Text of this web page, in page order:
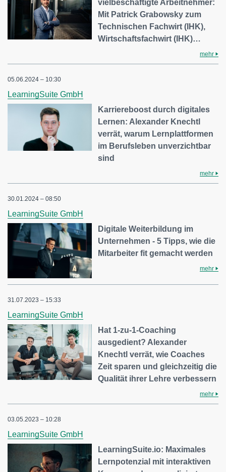
vielbeschäftigte Arbeitnehmer:
Mit Patrick Grabowsky zum
Technischen Fachwirt (IHK),
Wirtschaftsfachwirt (IHK)…
mehr
05.06.2024 – 10:30
LearningSuite GmbH
Karriereboost durch digitales
Lernen: Alexander Knechtl
verrät, warum Lernplattformen
im Berufsleben unverzichtbar
sind
mehr
30.01.2024 – 08:50
LearningSuite GmbH
Digitale Weiterbildung im
Unternehmen - 5 Tipps, wie die
Mitarbeiter fit gemacht werden
mehr
31.07.2023 – 15:33
LearningSuite GmbH
Hat 1-zu-1-Coaching
ausgedient? Alexander
Knechtl verrät, wie Coaches
Zeit sparen und gleichzeitig die
Qualität ihrer Lehre verbessern
mehr
03.05.2023 – 10:28
LearningSuite GmbH
LearningSuite.io: Maximales
Lernpotenzial mit interaktiven